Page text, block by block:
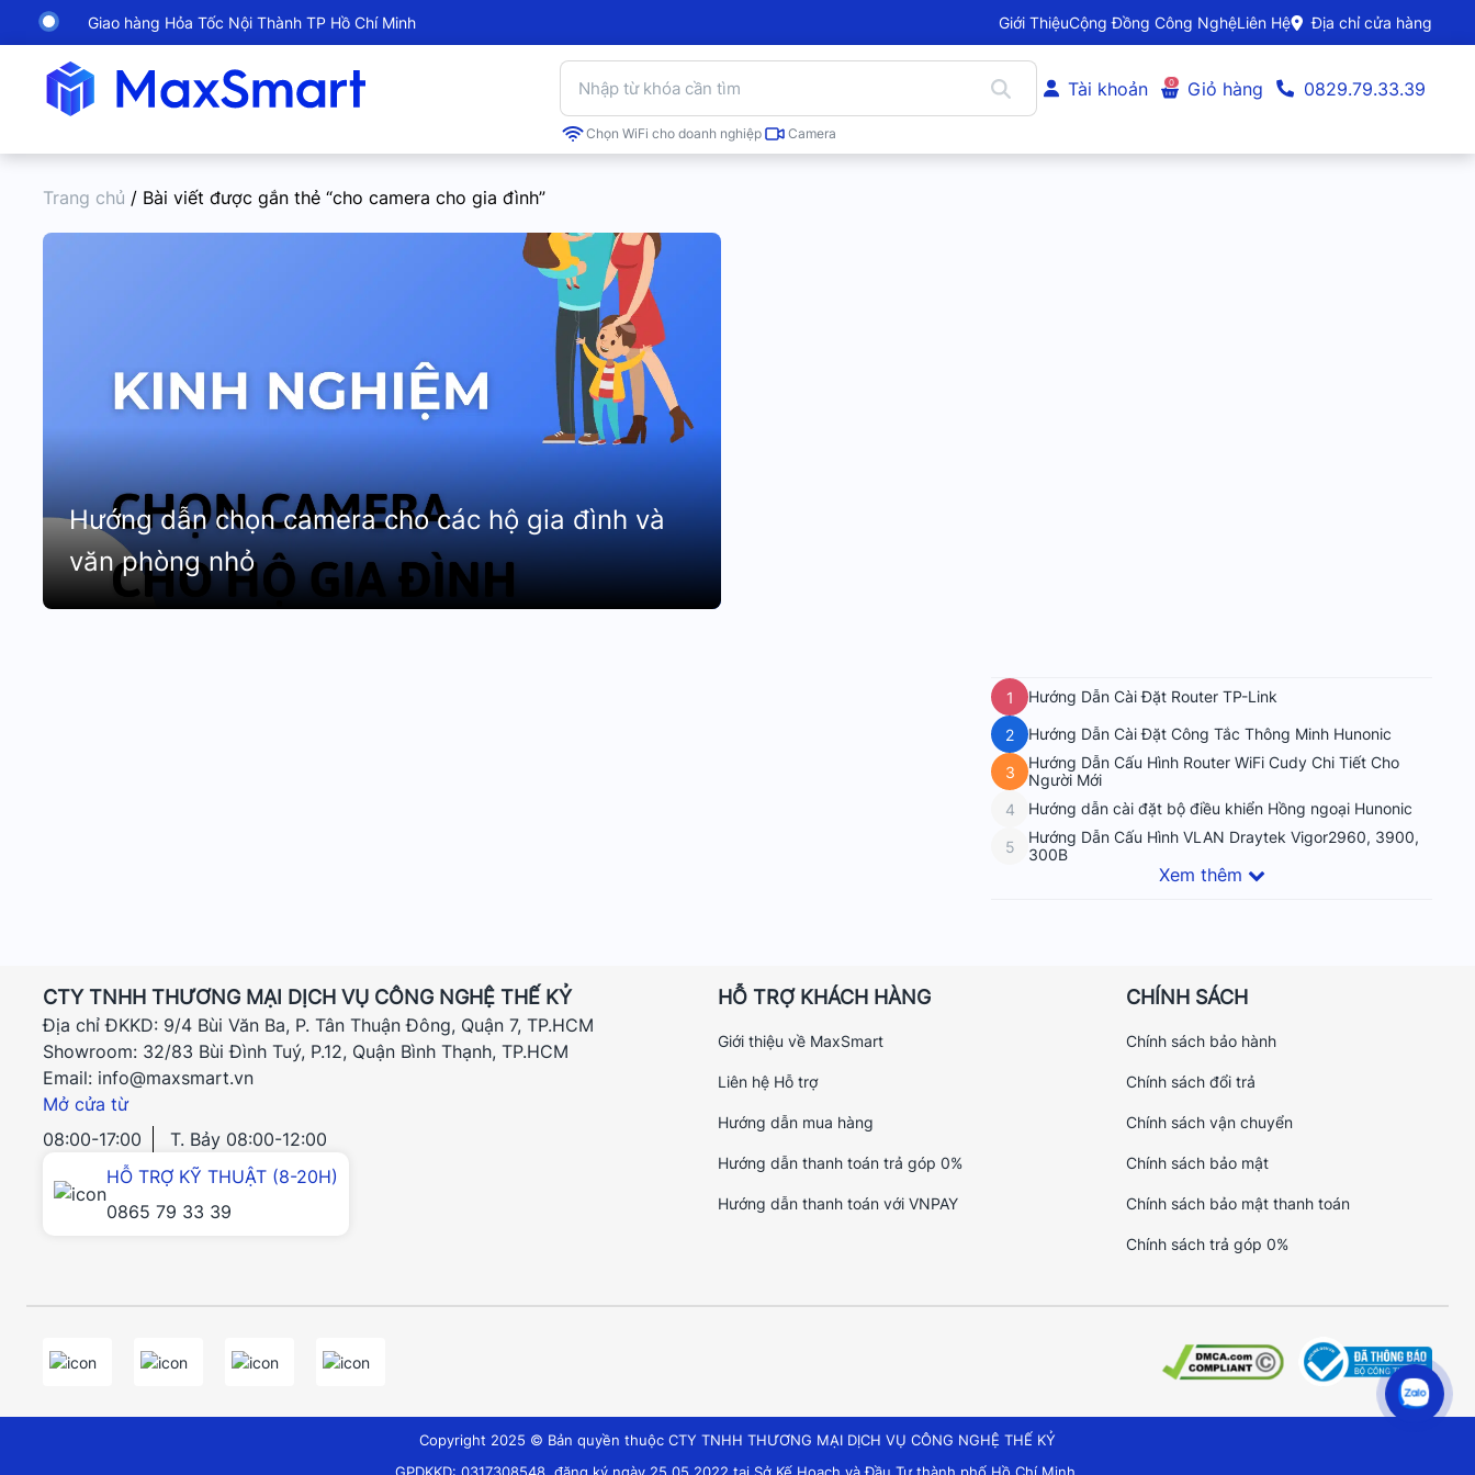
Giao hàng Hỏa Tốc Nội Thành TP Hồ Chí Minh Giới ThiệuCộng Đồng Công NghệLiên Hệ Địa chỉ cửa hàng
Chọn WiFi cho doanh nghiệp Camera
Tài khoản 0 Giỏ hàng 0829.79.33.39
Trang chủ / Bài viết được gắn thẻ “cho camera cho gia đình”
Hướng dẫn chọn camera cho các hộ gia đình và
văn phòng nhỏ
1 Hướng Dẫn Cài Đặt Router TP-Link
2 Hướng Dẫn Cài Đặt Công Tắc Thông Minh Hunonic
3
Hướng Dẫn Cấu Hình Router WiFi Cudy Chi Tiết Cho
Người Mới
4
Hướng dẫn cài đặt bộ điều khiển Hồng ngoại Hunonic
5
Hướng Dẫn Cấu Hình VLAN Draytek Vigor2960, 3900,
300B
Xem thêm
CTY TNHH THƯƠNG MẠI DỊCH VỤ CÔNG NGHỆ THẾ KỶ
Địa chỉ ĐKKD: 9/4 Bùi Văn Ba, P. Tân Thuận Đông, Quận 7, TP.HCM
Showroom: 32/83 Bùi Đình Tuý, P.12, Quận Bình Thạnh, TP.HCM
Email: info@maxsmart.vn
Mở cửa từ
08:00-17:00
T. Bảy 08:00-12:00
HỖ TRỢ KỸ THUẬT (8-20H)
0865 79 33 39
HỖ TRỢ KHÁCH HÀNG
Giới thiệu về MaxSmart
Liên hệ Hỗ trợ
Hướng dẫn mua hàng
Hướng dẫn thanh toán trả góp 0%
Hướng dẫn thanh toán với VNPAY
CHÍNH SÁCH
Chính sách bảo hành
Chính sách đổi trả
Chính sách vận chuyển
Chính sách bảo mật
Chính sách bảo mật thanh toán
Chính sách trả góp 0%
Copyright 2025 © Bản quyền thuộc CTY TNHH THƯƠNG MẠI DỊCH VỤ CÔNG NGHỆ THẾ KỶ